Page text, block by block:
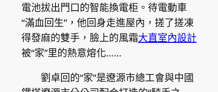
電池拔出門口的智能換電柜。待電動車
“滿血回生”，他回身走進屋內，搓了搓凍
得發麻的雙手，臉上的風霜大直室內設計
被“家”里的熱意熔化……
劉卓回的“家”是遼源市總工會與中國